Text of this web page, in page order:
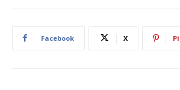
Facebook X